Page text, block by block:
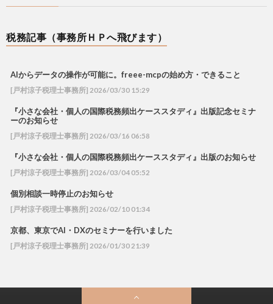
税務記事（事務所ＨＰへ飛びます）
AIからデータの操作が可能に。freee-mcpの始め方・できること
[戸村涼子税理士事務所] 2026/03/30 15:29
『小さな会社・個人の国際税務頻出ケーススタディ』出版記念セミナ
ーのお知らせ
[戸村涼子税理士事務所] 2026/03/16 06:58
『小さな会社・個人の国際税務頻出ケーススタディ』出版のお知らせ
[戸村涼子税理士事務所] 2026/03/04 05:52
個別相談一時停止のお知らせ
[戸村涼子税理士事務所] 2026/02/10 01:34
京都、東京でAI・DXのセミナーを行いました
[戸村涼子税理士事務所] 2026/01/30 21:39